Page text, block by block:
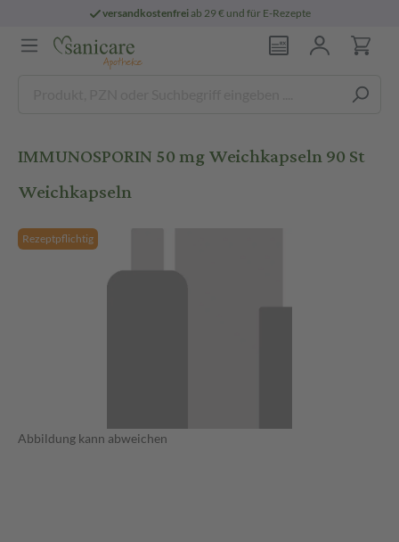
versandkostenfreiab 29 € und für E-Rezepte
IMMUNOSPORIN 50 mg Weichkapseln 90 St
Weichkapseln
Rezeptpflichtig
Abbildung kann abweichen